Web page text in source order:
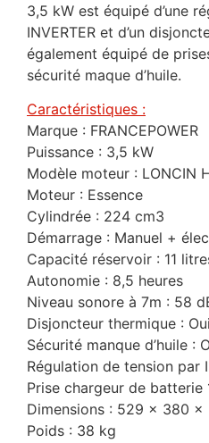
3,5 kW est équipé d’une
INVERTER et d’un
également équipé de
sécurité maque d’huile.
Caractéristiques :
Marque : FRANCEPOWER
Puissance : 3,5 kW
Modèle moteur : LONCIN
Moteur : Essence
Cylindrée : 224 cm3
Démarrage : Manuel +
Capacité réservoir : 11
Autonomie : 8,5 heures
Niveau sonore à 7m : 58
Disjoncteur thermique : Oui
Sécurité manque d’huile :
Régulation de tension par
Prise chargeur de batterie
Dimensions : 529 x 380 x
Poids : 38 kg